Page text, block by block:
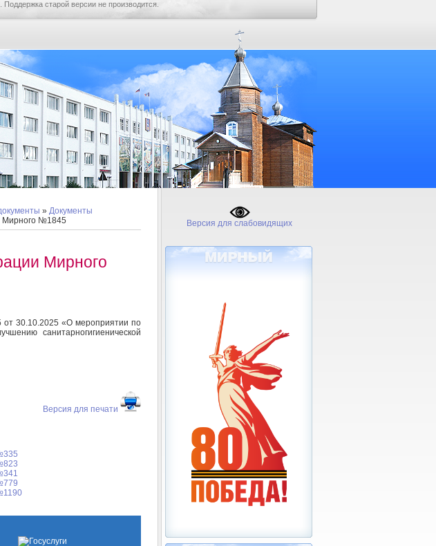
. Поддержка старой версии не производится.
» Документы
Мирного №1845
Мирного
30.10.2025 «О мероприятии по
санитарногигиенической
Версия для печати
Версия для слабовидящих